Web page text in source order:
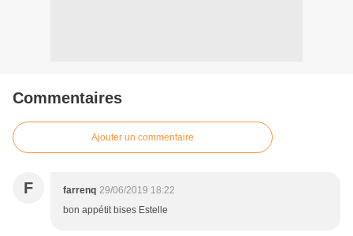
Commentaires
Ajouter un commentaire
F farrenq 29/06/2019 18:22
bon appétit bises Estelle